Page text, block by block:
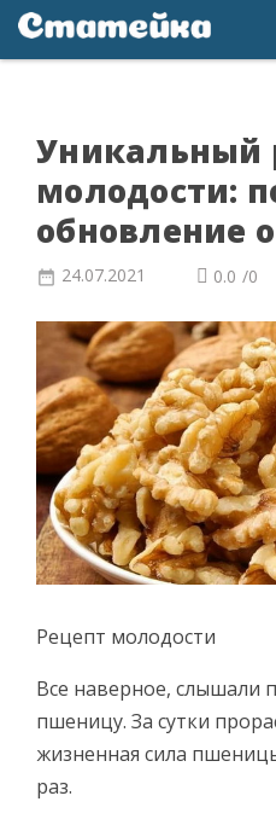
Уникальный
молодости:
обновление
24.07.2021 0.0 /0
Рецепт молодости
Все наверное,
пшеницу. За сутки
жизненная сила
раз.